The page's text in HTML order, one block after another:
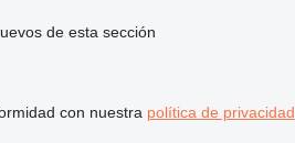
de esta sección
con nuestra política de privacidad